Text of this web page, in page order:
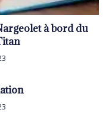
à bord du